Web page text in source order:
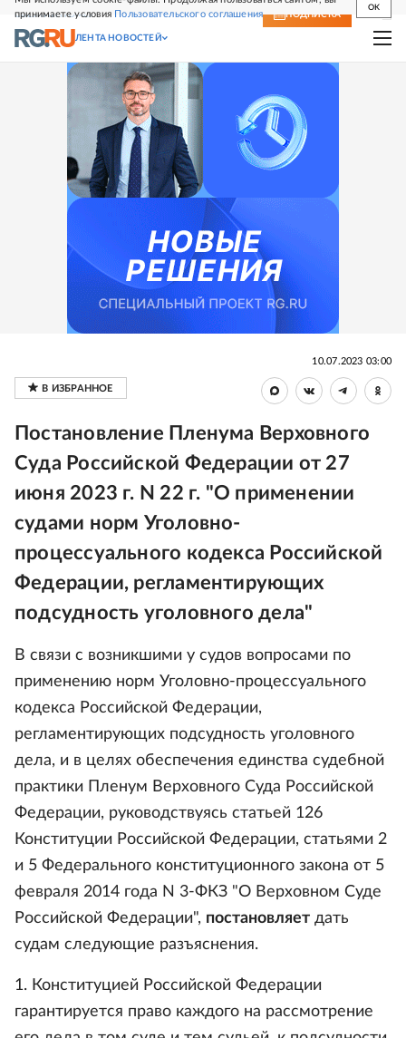
принимаете условия Пользовательского соглашения
OK
СВЕЖИЙ НОМЕР ПОДПИСКА
ЛЕНТА НОВОСТЕЙ
10.07.2023 03:00
Постановление Пленума Верховного
Суда Российской Федерации от 27
июня 2023 г. N 22 г. "О применении
судами норм Уголовно-
процессуального кодекса Российской
Федерации, регламентирующих
подсудность уголовного дела"
В связи с возникшими у судов вопросами по
применению норм Уголовно-процессуального
кодекса Российской Федерации,
регламентирующих подсудность уголовного
дела, и в целях обеспечения единства судебной
практики Пленум Верховного Суда Российской
Федерации, руководствуясь статьей 126
Конституции Российской Федерации, статьями 2
и 5 Федерального конституционного закона от 5
февраля 2014 года N 3-ФКЗ "О Верховном Суде
Российской Федерации", постановляет дать
судам следующие разъяснения.
1. Конституцией Российской Федерации
гарантируется право каждого на рассмотрение